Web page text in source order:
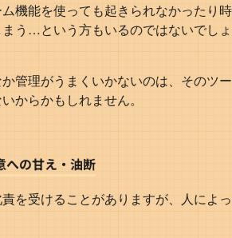
機能を使っても起きられなかったり時
う…という方もいるのではないでしょ
管理がうまくいかないのは、そのツー
からかもしれません。
への甘え・油断
を受けることがありますが、人によっ